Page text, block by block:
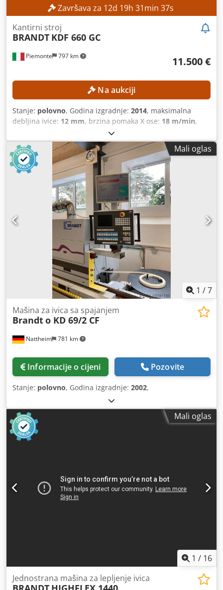
Završava za 12d 19h 31min 35s
Piemonte 797 km
Kantirni stroj
BRANDT KDF 660 GC
11.500 €
Na aukciji
Stanje: polovno, Godina izgradnje: 2014, maksimalna
debljina ivice: 12 mm, brzina pomaka X ose: 18 m/min,
Mali oglas
1 /7
Nattheim 781 km
Mašina za ivica sa spajanjem
Brandto KD 69/2 CF
Informacije o cijeni Pozovite
Stanje: polovno, Godina izgradnje: 2002,
Mali oglas
1 / 16
Jednostrana mašina za lepljenje ivica